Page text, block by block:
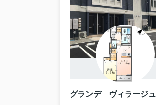
グランデ ヴィラージュ